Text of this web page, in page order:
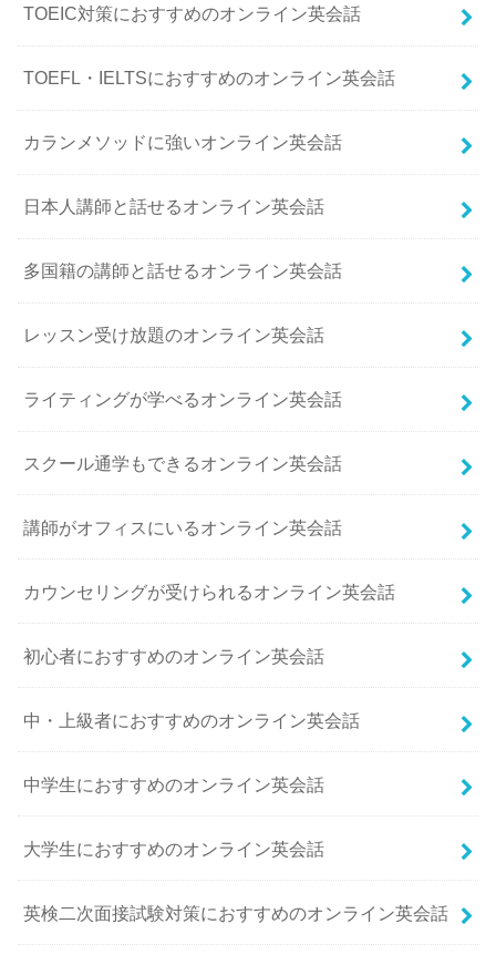
TOEIC対策におすすめのオンライン英会話
TOEFL・IELTSにおすすめのオンライン英会話
カランメソッドに強いオンライン英会話
日本人講師と話せるオンライン英会話
多国籍の講師と話せるオンライン英会話
レッスン受け放題のオンライン英会話
ライティングが学べるオンライン英会話
スクール通学もできるオンライン英会話
講師がオフィスにいるオンライン英会話
カウンセリングが受けられるオンライン英会話
初心者におすすめのオンライン英会話
中・上級者におすすめのオンライン英会話
中学生におすすめのオンライン英会話
大学生におすすめのオンライン英会話
英検二次面接試験対策におすすめのオンライン英会話